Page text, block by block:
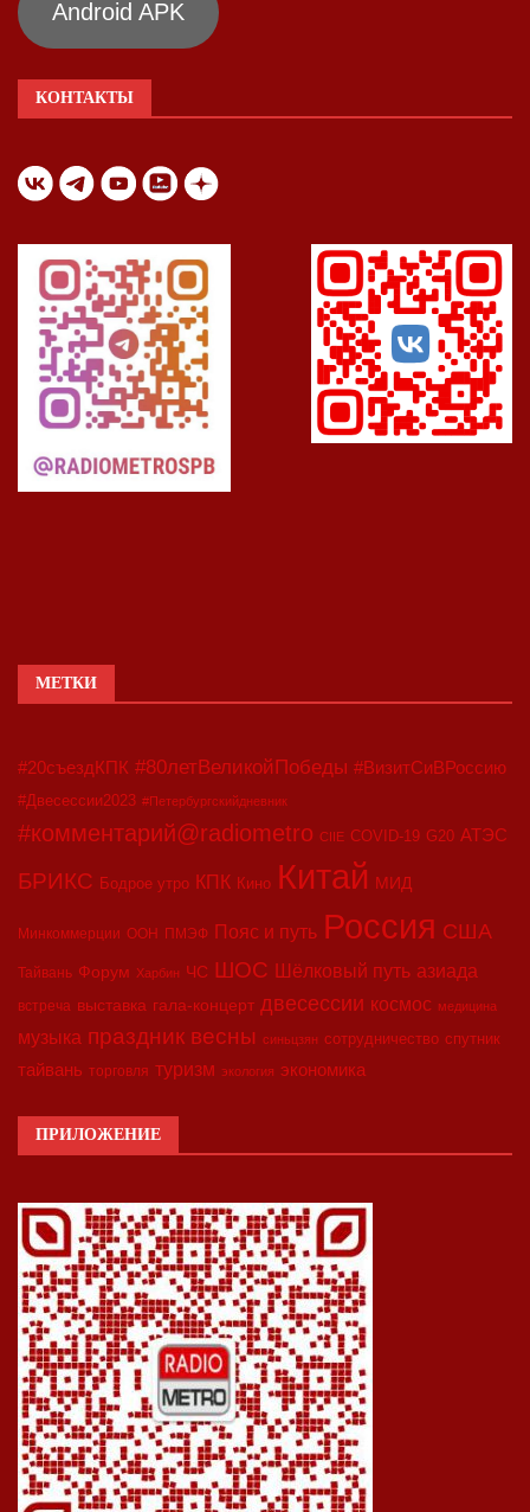
Android APK
КОНТАКТЫ
МЕТКИ
#20съездКПК #80летВеликойПобеды #ВизитСиВРоссию
#Двесессии2023 #Петербургскийдневник
#комментарий@radiometro CIIE COVID-19 G20 АТЭС
БРИКС Бодрое утро КПК Кино Китай МИД
Минкоммерции ООН ПМЭФ Пояс и путь Россия США
Тайвань Форум Харбин ЧС ШОС Шёлковый путь азиада
встреча выставка гала-концерт двесессии космос медицина
музыка праздник весны синьцзян сотрудничество спутник
тайвань торговля туризм экология экономика
ПРИЛОЖЕНИЕ